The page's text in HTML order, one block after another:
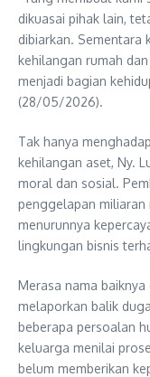
dikuasai pihak lain,
dibiarkan. Sementara
kehilangan rumah
menjadi bagian
(28/05/2026).
Tak hanya
kehilangan aset, Ny.
moral dan sosial.
penggelapan miliaran
menurunnya
lingkungan bisnis
Merasa nama baiknya
melaporkan balik
beberapa persoalan
keluarga menilai
belum memberikan